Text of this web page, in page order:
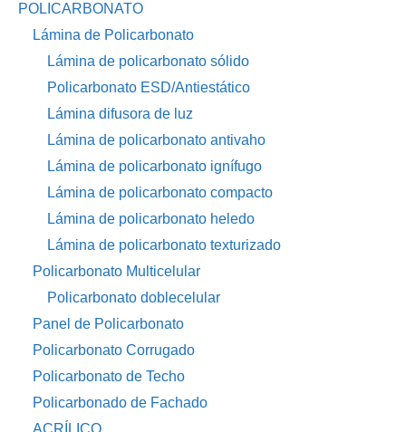
POLICARBONATO
Lámina de Policarbonato
Lámina de policarbonato sólido
Policarbonato ESD/Antiestático
Lámina difusora de luz
Lámina de policarbonato antivaho
Lámina de policarbonato ignífugo
Lámina de policarbonato compacto
Lámina de policarbonato heledo
Lámina de policarbonato texturizado
Policarbonato Multicelular
Policarbonato doblecelular
Panel de Policarbonato
Policarbonato Corrugado
Policarbonato de Techo
Policarbonado de Fachado
ACRÍLICO